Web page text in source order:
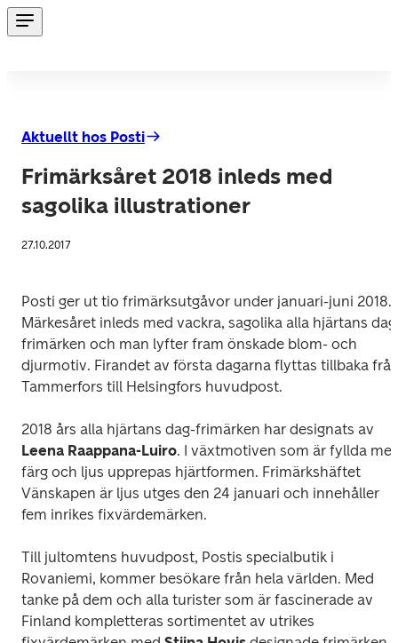
Aktuellt hos Posti
Frimärksåret 2018 inleds med
sagolika illustrationer
27.10.2017
Posti ger ut tio frimärksutgåvor under januari-juni 2018.
Märkesåret inleds med vackra, sagolika alla hjärtans
frimärken och man lyfter fram önskade blom- och
djurmotiv. Firandet av första dagarna flyttas tillbaka
Tammerfors till Helsingfors huvudpost.
Leena Raappana-Luiro. I växtmotiven som är fyllda
färg och ljus upprepas hjärtformen. Frimärkshäftet
Vänskapen är ljus utges den 24 januari och innehåller
fem inrikes fixvärdemärken.
Till jultomtens huvudpost, Postis specialbutik i
Rovaniemi, kommer besökare från hela världen. Med
tanke på dem och alla turister som är fascinerade av
Finland kompletteras sortimentet av utrikes